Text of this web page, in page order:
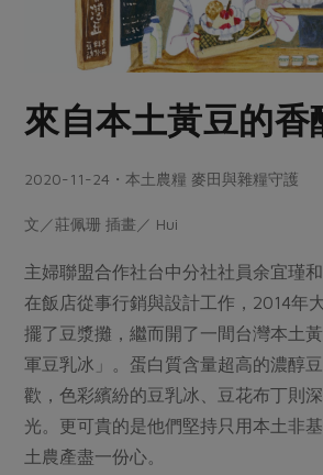
奶蛋豆・五穀
乳製品
豆製品 米麵雜糧
肉品・水產
畜產肉類
水畜加工品
調理食材・點心
調味醬料/南北貨 烘焙
休閒零嘴 沖泡飲品
保健食品
常備菜
蛋料理
料理方式
烘焙．點心
醬料
湯品．鍋物
漬物
涼拌沙拉
把最好的台灣味帶回家！
防災用品預購圓滿結束
更多預購活動
合作25-經典快閃最後一週
合作25-精選產品第四彈
更多當季產品
議題活動
觀點文章
主婦食堂 一籃菜真
社內大小事 合作聯合國
樂齡生活 親子食育
廚房瑜伽
關注議題
減硝酸鹽 惜食
非基改運動 支持本土
減添加物
關於合作社
關於我們
產品檢驗
自主把關
檢驗報告
硝酸鹽檢驗
來自本土黃豆的香
2020-11-24・本土農糧 麥田與雜糧守護
文／莊佩珊 插畫／ Hui
主婦聯盟合作社台中分社社員余宜瑾
在飯店從事行銷與設計工作，2014年
擺了豆漿攤，繼而開了一間台灣本土
軍豆乳冰」。蛋白質含量超高的濃醇
歡，色彩繽紛的豆乳冰、豆花布丁則
光。更可貴的是他們堅持只用本土非
土農產盡一份心。